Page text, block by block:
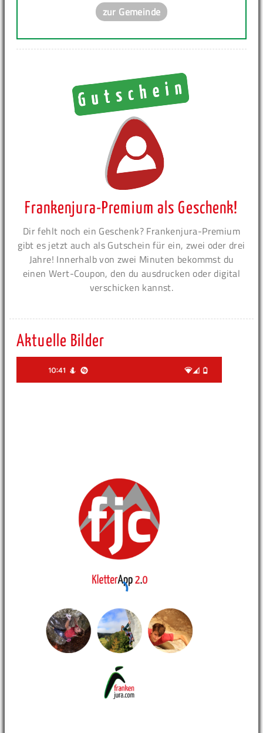
zur Gemeinde
Frankenjura-Premium als Geschenk!
Dir fehlt noch ein Geschenk? Frankenjura-Premium
gibt es jetzt auch als Gutschein für ein, zwei oder drei
Jahre! Innerhalb von zwei Minuten bekommst du
einen Wert-Coupon, den du ausdrucken oder digital
verschicken kannst.
Aktuelle Bilder